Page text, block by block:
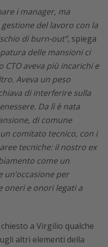
i manager, ma
del lavoro con la
di burn-out”, spiega
delle mansioni ci
aveva più incarichi e
Aveva un peso
di interferire sulla
Da lì è nata
di comune
comitato tecnico, con i
tecniche: il nostro ex
come un
per
oneri e onori legati a
a Virgilio qualche
altri elementi della